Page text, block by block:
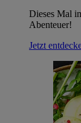
Dieses Mal
Abenteuer!
Jetzt